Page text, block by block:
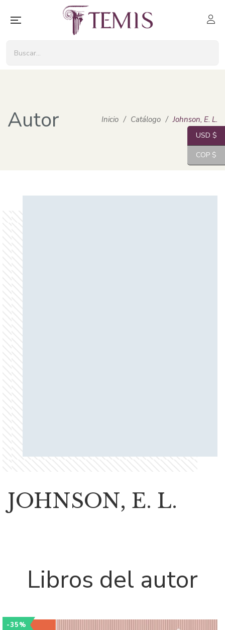
Autor Inicio / Catálogo / Johnson, E. L.
JOHNSON, E. L.
Libros del autor
-35%
USD $
COP $